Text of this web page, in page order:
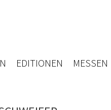
EDITIONEN MESSEN